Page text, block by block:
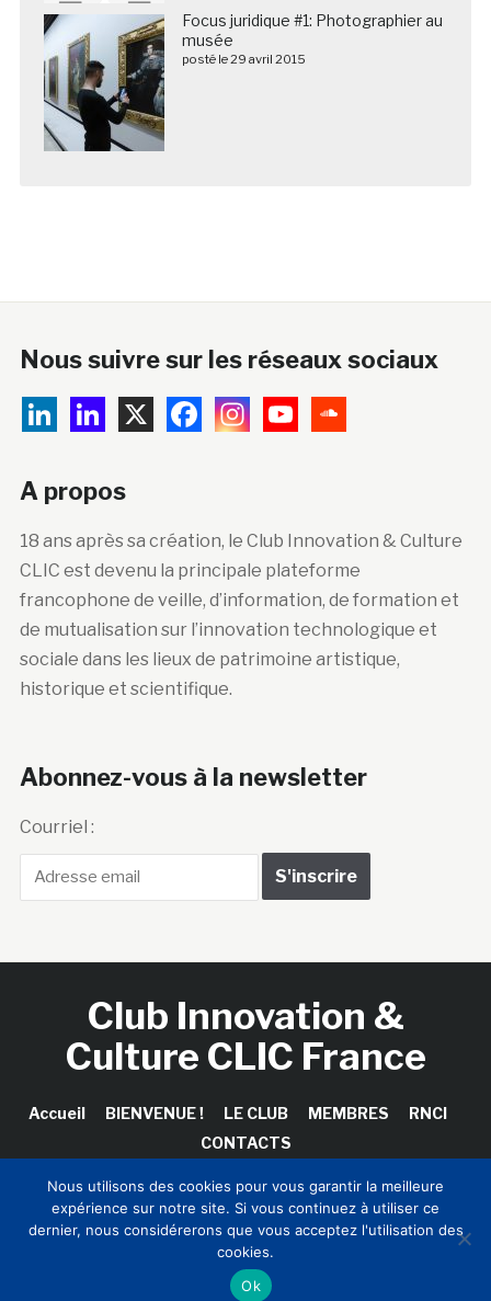
Focus juridique #1: Photographier au
musée
posté le 29 avril 2015
Nous suivre sur les réseaux sociaux
A propos
18 ans après sa création, le Club Innovation & Culture
CLIC est devenu la principale plateforme
francophone de veille, d’information, de formation et
de mutualisation sur l’innovation technologique et
sociale dans les lieux de patrimoine artistique,
historique et scientifique.
Abonnez-vous à la newsletter
Courriel :
Club Innovation &
Culture CLIC France
Accueil BIENVENUE ! LE CLUB MEMBRES
RNCI
CONTACTS
Copyright © 2026 Club Innovation & Culture CLIC France /
Sinapses Conseils
Nous utilisons des cookies pour vous garantir la meilleure
expérience sur notre site. Si vous continuez à utiliser ce
dernier, nous considérerons que vous acceptez l'utilisation des
cookies.
Ok